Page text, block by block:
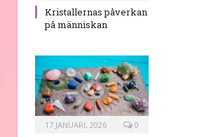
Kristallernas påverkan
på människan
17 JANUARI, 2026 0